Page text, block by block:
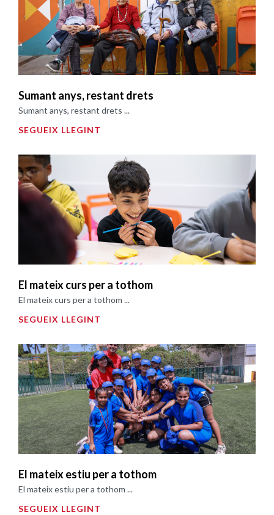
Sumant anys, restant drets
Sumant anys, restant drets ...
SEGUEIX LLEGINT
El mateix curs per a tothom
El mateix curs per a tothom ...
SEGUEIX LLEGINT
El mateix estiu per a tothom
El mateix estiu per a tothom ...
SEGUEIX LLEGINT